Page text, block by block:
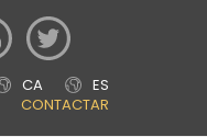
ES
CA
CONTACTAR